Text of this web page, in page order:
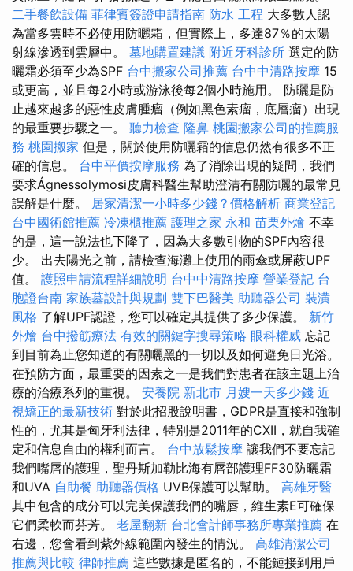
二手餐飲設備 菲律賓簽證申請指南 防水 工程 大多數人認
為當多雲時不必使用防曬霜，但實際上，多達87％的太陽
射線滲透到雲層中。 墓地購置建議 附近牙科診所 選定的防
曬霜必須至少為SPF 台中搬家公司推薦 台中中清路按摩 15
或更高，並且每2小時或游泳後每2個小時施用。 防曬是防
止越來越多的惡性皮膚腫瘤（例如黑色素瘤，底層瘤）出現
的最重要步驟之一。 聽力檢查 隆鼻 桃園搬家公司的推薦服
務 桃園搬家 但是，關於使用防曬霜的信息仍然有很多不正
確的信息。 台中平價按摩服務 為了消除出現的疑問，我們
要求Ágnessolymosi皮膚科醫生幫助澄清有關防曬的最常見
誤解是什麼。 居家清潔一小時多少錢？價格解析 商業登記
台中國術館推薦 冷凍櫃推薦 護理之家 永和 苗栗外燴 不幸
的是，這一說法也下降了，因為大多數引物的SPF內容很
少。 出去陽光之前，請檢查海灘上使用的雨傘或屏蔽UPF
值。 護照申請流程詳細說明 台中中清路按摩 營業登記 台
胞證台南 家族墓設計與規劃 雙下巴醫美 助聽器公司 裝潢
風格 了解UPF認證，您可以確定其提供了多少保護。 新竹
外燴 台中撥筋療法 有效的關鍵字搜尋策略 眼科權威 忘記
到目前為止您知道的有關曬黑的一切以及如何避免日光浴。
在預防方面，最重要的因素之一是我們對患者在該主題上治
療的治療系列的重視。 安養院 新北市 月嫂一天多少錢 近
視矯正的最新技術 對於此招股說明書，GDPR是直接和強制
性的，尤其是匈牙利法律，特別是2011年的CXII，就自我確
定和信息自由的權利而言。 台中放鬆按摩 讓我們不要忘記
我們嘴唇的護理，聖丹斯加勒比海有唇部護理FF30防曬霜
和UVA 自助餐 助聽器價格 UVB保護可以幫助。 高雄牙醫
其中包含的成分可以完美保護我們的嘴唇，維生素E可確保
它們柔軟而芬芳。 老屋翻新 台北會計師事務所專業推薦 在
右邊，您會看到紫外線範圍內發生的情況。 高雄清潔公司
推薦與比較 律師推薦 這些數據是匿名的，不能鏈接到用戶